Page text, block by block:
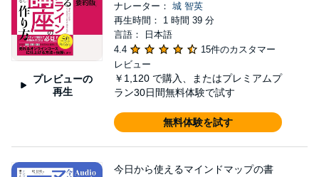
プレビューの
再生
ナレーター： 城 智英
再生時間： 1 時間 39 分
言語： 日本語
4.4
15件のカスタマー
レビュー
￥1,120 で購入、またはプレミアムプ
ラン30日間無料体験で試す
無料体験を試す
今日から使えるマインドマップの書